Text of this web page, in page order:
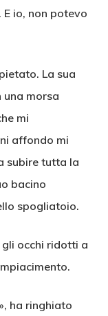
io, non potevo
La sua
una morsa
mi
affondo mi
subire tutta la
bacino
spogliatoio.
occhi ridotti a
ha ringhiato